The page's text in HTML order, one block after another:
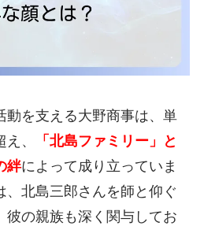
動を支える大野商事は、単
、
「北島ファミリー」と
絆によって成り立っていま
、北島三郎さんを師と仰ぐ
彼の親族も深く関与してお